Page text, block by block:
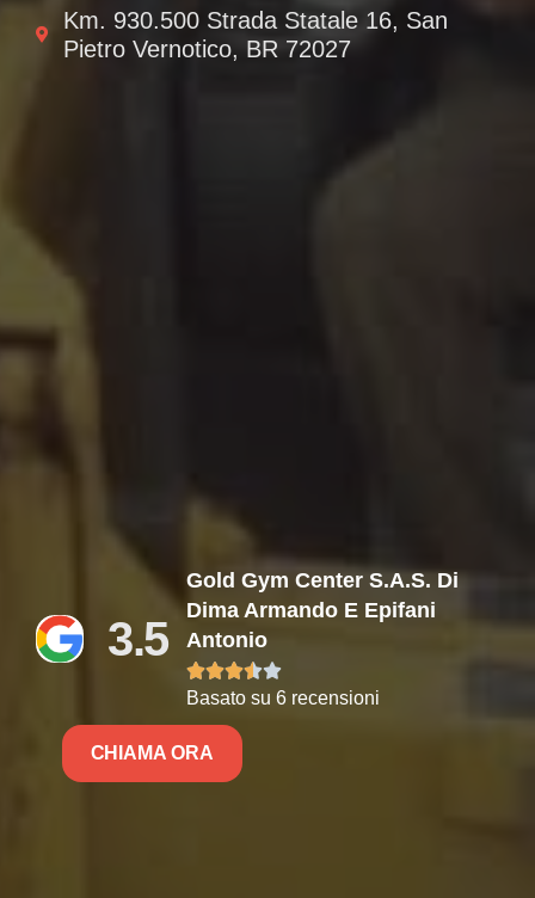
Km. 930.500 Strada Statale 16, San
Pietro Vernotico, BR 72027
3.5
Gold Gym Center S.A.S. Di
Dima Armando E Epifani
Antonio

Basato su 6 recensioni
CHIAMA ORA